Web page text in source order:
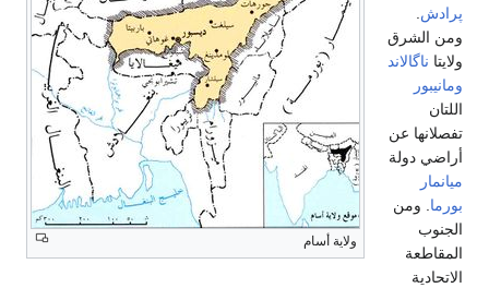
ولاية أسام
پرادش.
ومن الشرق
ولايتاناگالاند
ومانيبور
اللتان
تفصلانها عن
أراضي دولة
ميانمار
بورما. ومن
الجنوب
المقاطعة
الاتحادية